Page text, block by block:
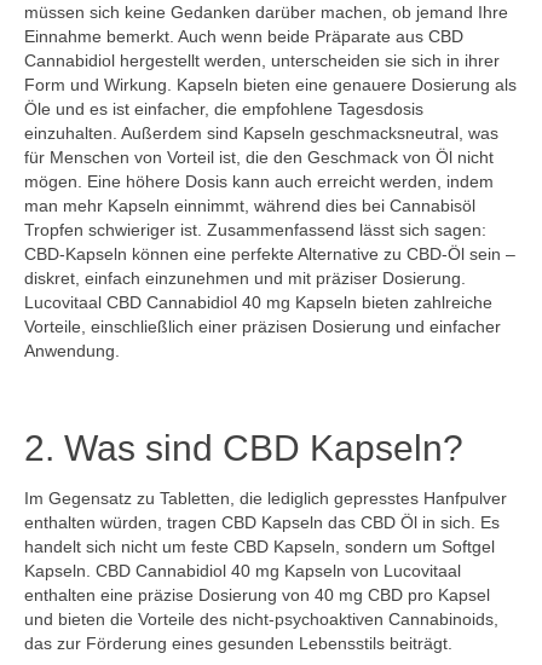
müssen sich keine Gedanken darüber machen, ob jemand Ihre
Einnahme bemerkt. Auch wenn beide Präparate aus CBD
Cannabidiol hergestellt werden, unterscheiden sie sich in ihrer
Form und Wirkung. Kapseln bieten eine genauere Dosierung als
Öle und es ist einfacher, die empfohlene Tagesdosis
einzuhalten. Außerdem sind Kapseln geschmacksneutral, was
für Menschen von Vorteil ist, die den Geschmack von Öl nicht
mögen. Eine höhere Dosis kann auch erreicht werden, indem
man mehr Kapseln einnimmt, während dies bei Cannabisöl
Tropfen schwieriger ist. Zusammenfassend lässt sich sagen:
CBD-Kapseln können eine perfekte Alternative zu CBD-Öl sein –
diskret, einfach einzunehmen und mit präziser Dosierung.
Lucovitaal CBD Cannabidiol 40 mg Kapseln bieten zahlreiche
Vorteile, einschließlich einer präzisen Dosierung und einfacher
Anwendung.
2. Was sind CBD Kapseln?
Im Gegensatz zu Tabletten, die lediglich gepresstes Hanfpulver
enthalten würden, tragen CBD Kapseln das CBD Öl in sich. Es
handelt sich nicht um feste CBD Kapseln, sondern um Softgel
Kapseln. CBD Cannabidiol 40 mg Kapseln von Lucovitaal
enthalten eine präzise Dosierung von 40 mg CBD pro Kapsel
und bieten die Vorteile des nicht-psychoaktiven Cannabinoids,
das zur Förderung eines gesunden Lebensstils beiträgt.